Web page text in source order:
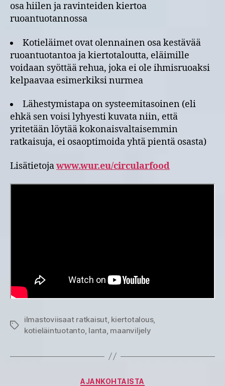
osa hiilen ja ravinteiden kiertoa
ruoantuotannossa
Kotieläimet ovat olennainen osa kestävää
ruoantuotantoa ja kiertotaloutta, eläimille
voidaan syöttää rehua, joka ei ole ihmisruoaksi
kelpaavaa esimerkiksi nurmea
Lähestymistapa on systeemitasoinen (eli
ehkä sen voisi lyhyesti kuvata niin, että
yritetään löytää kokonaisvaltaisemmin
ratkaisuja, ei osaoptimoida yhtä pientä osasta)
Lisätietojawww.wur.eu/circularfood
Avainsanat
ilmastoviisaat ratkaisut, kiertotalous,
kotieläintuotanto, lanta maanviljely
Kategoriat
AJANKOHTAISTA